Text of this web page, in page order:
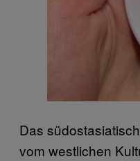
Das
vom westlichen